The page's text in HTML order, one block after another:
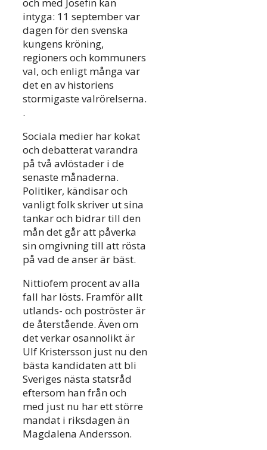
och med Josefin kan
intyga: 11 september var
dagen för den svenska
kungens kröning,
regioners och kommuners
val, och enligt många var
det en av historiens
stormigaste valrörelserna.
.
Sociala medier har kokat
och debatterat varandra
på två avlöstader i de
senaste månaderna.
Politiker, kändisar och
vanligt folk skriver ut sina
tankar och bidrar till den
mån det går att påverka
sin omgivning till att rösta
på vad de anser är bäst.
Nittiofem procent av alla
fall har lösts. Framför allt
utlands- och poströster är
de återstående. Även om
det verkar osannolikt är
Ulf Kristersson just nu den
bästa kandidaten att bli
Sveriges nästa statsråd
eftersom han från och
med just nu har ett större
mandat i riksdagen än
Magdalena Andersson.